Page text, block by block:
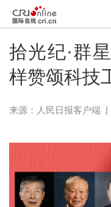
拾光纪·群
样赞颂科技
来源： 人民日报客户端 |